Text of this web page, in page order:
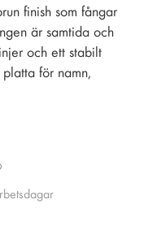
finish som fångar
är samtida och
och ett stabilt
för namn,